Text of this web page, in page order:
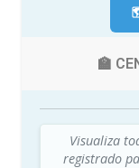
🏫
Visualiza
registrado